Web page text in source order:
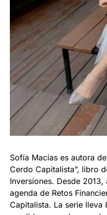
Sofía Macías es autora
Cerdo Capitalista”, libro
Inversiones. Desde
agenda de Retos
Capitalista. La serie lleva